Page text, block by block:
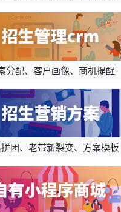
分配、客户画像、商机提醒
团、老带新裂变、方案模板